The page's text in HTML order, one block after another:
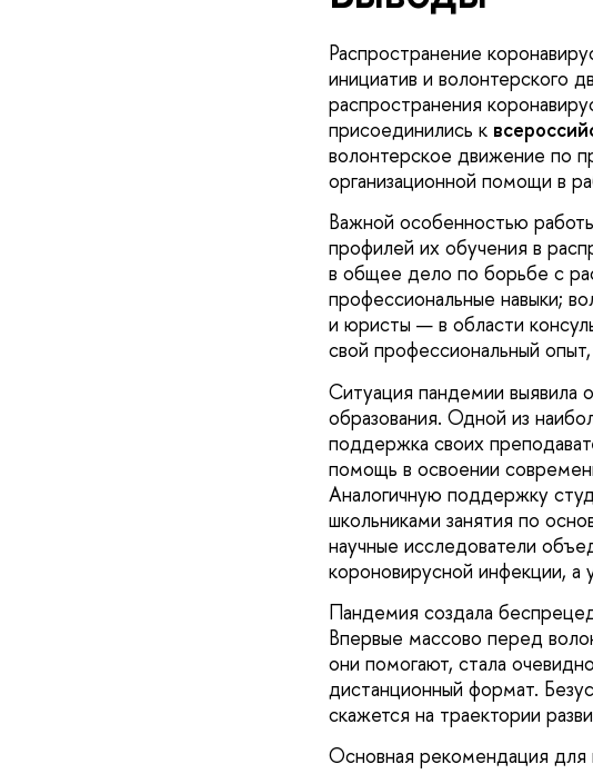
Распространение
инициатив и волонтерского
распространения
присоединились к
волонтерское движение по
организационной помощи в
Важной особенностью
профилей их обучения в
в общее дело по борьбе с
профессиональные навыки;
и юристы — в области
свой профессиональный
Ситуация пандемии выявила
образования. Одной из
поддержка своих
помощь в освоении
Аналогичную поддержку
школьниками занятия по
научные исследователи
короновирусной инфекции, а
Пандемия создала
Впервые массово перед
они помогают, стала
дистанционный формат.
скажется на траектории
Основная рекомендация